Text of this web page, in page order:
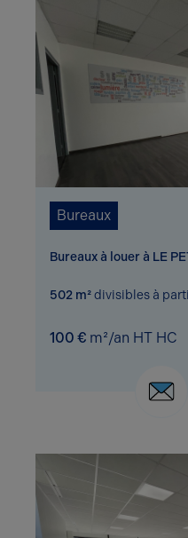
Bureaux
Bureaux à louer à LE
502 m²divisibles à
100 € m²/an HT HC